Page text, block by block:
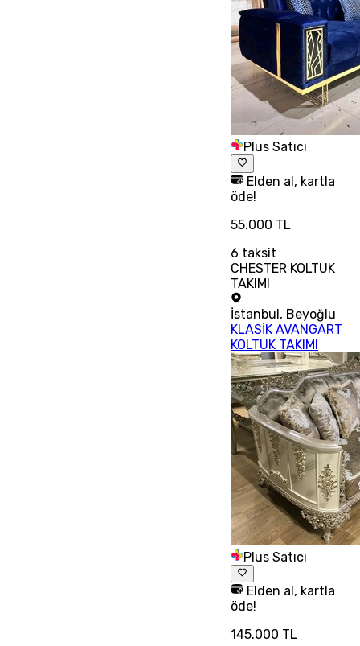
Plus Satıcı
Elden al, kartla
öde!
55.000 TL
6 taksit
CHESTER KOLTUK
TAKIMI
İstanbul, Beyoğlu
KLASİK AVANGART
KOLTUK TAKIMI
Plus Satıcı
Elden al, kartla
öde!
145.000 TL